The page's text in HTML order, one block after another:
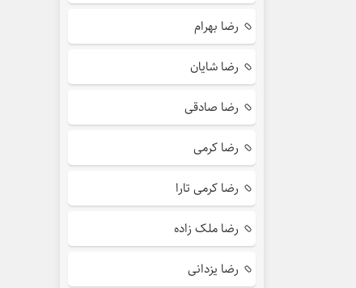
رضا بهرام
رضا شایان
رضا صادقی
رضا کرمی
رضا کرمی تارا
رضا ملک زاده
رضا یزدانی